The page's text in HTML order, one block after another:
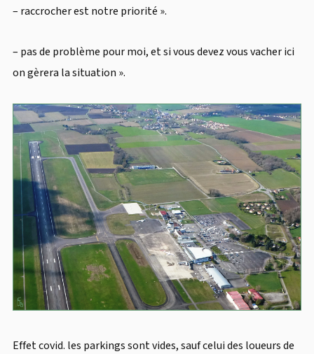
– raccrocher est notre priorité ».
– pas de problème pour moi, et si vous devez vous vacher ici
on gèrera la situation ».
Effet covid. les parkings sont vides, sauf celui des loueurs de